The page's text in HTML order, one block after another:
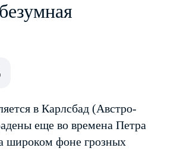
в Карлсбад (Австро-
еще во времена Петра
широком фоне грозных